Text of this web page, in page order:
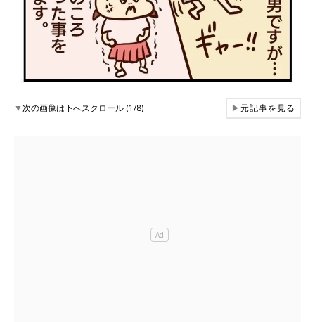
▼次の画像は下へスクロール (1/8) ▶元記事を見る